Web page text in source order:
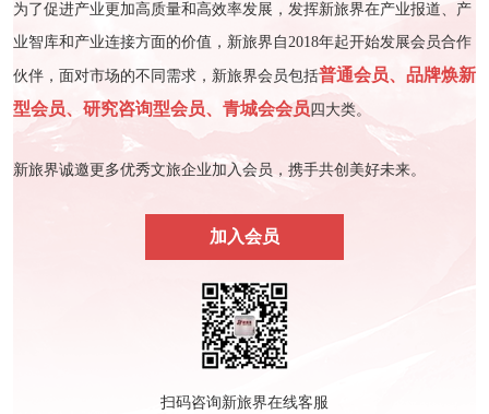
为了促进产业更加高质量和高效率发展，发挥新旅界在产业报道、产
业智库和产业连接方面的价值，新旅界自2018年起开始发展会员合作
伙伴，面对市场的不同需求，新旅界会员包括普通会员、品牌焕新
型会员、研究咨询型会员、青城会会员 四大类。
新旅界诚邀更多优秀文旅企业加入会员，携手共创美好未来。
加入会员
扫码咨询新旅界在线客服